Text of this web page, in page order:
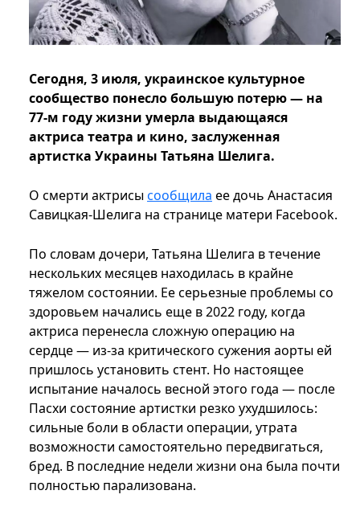
Сегодня, 3 июля, украинское культурное
сообщество понесло большую потерю — на
77-м году жизни умерла выдающаяся
актриса театра и кино, заслуженная
артистка Украины Татьяна Шелига.
О смерти актрисысообщила ее дочь Анастасия
Савицкая-Шелига на странице матери Facebook.
По словам дочери, Татьяна Шелига в течение
нескольких месяцев находилась в крайне
тяжелом состоянии. Ее серьезные проблемы со
здоровьем начались еще в 2022 году, когда
актриса перенесла сложную операцию на
сердце — из-за критического сужения аорты ей
пришлось установить стент. Но настоящее
испытание началось весной этого года — после
Пасхи состояние артистки резко ухудшилось:
сильные боли в области операции, утрата
возможности самостоятельно передвигаться,
бред. В последние недели жизни она была почти
полностью парализована.